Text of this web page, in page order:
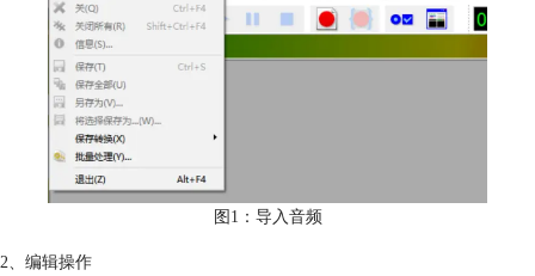
图1：导入音频
2、编辑操作